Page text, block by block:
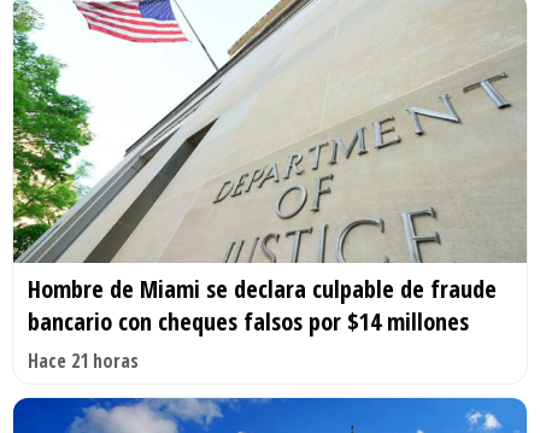
Hombre de Miami se declara culpable de fraude
bancario con cheques falsos por $14 millones
Hace 21 horas